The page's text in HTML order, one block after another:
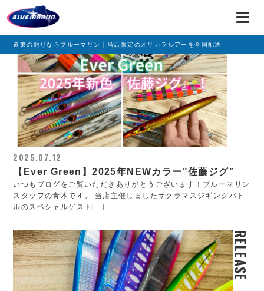
道東の釣りならブルーマリン｜当店限定のオリカラルアーを全国配送 RELEASE
2025.07.12
【Ever Green】2025年NEWカラー"佐藤ジグ”
いつもブログをご覧いただきありがとうございます！ブルーマリン
スタッフの青木です。 当店主催しましたサクラマスジギングバト
ルのスペシャルゲスト[...]
RELEASE